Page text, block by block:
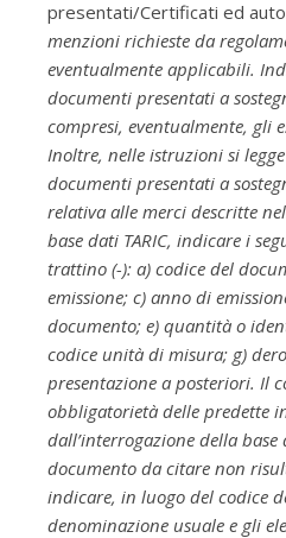
presentati/Certificati ed
menzioni richieste da
eventualmente applicabili.
documenti presentati a
compresi, eventualmente, gli
Inoltre, nelle istruzioni si
documenti presentati a
relativa alle merci descritte
base dati TARIC, indicare i
trattino (-): a) codice del
emissione; c) anno di
documento; e) quantità o
codice unità di misura; g)
presentazione a posteriori. Il
obbligatorietà delle predette
dall’interrogazione della
documento da citare non
indicare, in luogo del codice
denominazione usuale e gli